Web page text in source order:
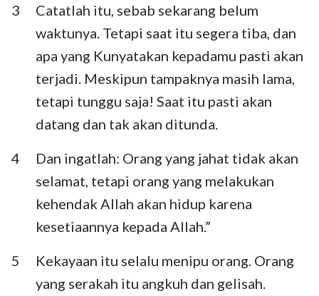
Obaja Yunus
Mikha Nahum
Habakuk Zefanya
Zakharia
3
Catatlah itu, sebab sekarang belum
waktunya. Tetapi saat itu segera tiba, dan
apa yang Kunyatakan kepadamu pasti akan
terjadi. Meskipun tampaknya masih lama,
tetapi tunggu saja! Saat itu pasti akan
datang dan tak akan ditunda.
4
Dan ingatlah: Orang yang jahat tidak akan
selamat, tetapi orang yang melakukan
kehendak Allah akan hidup karena
kesetiaannya kepada Allah.”
5
Kekayaan itu selalu menipu orang. Orang
yang serakah itu angkuh dan gelisah.